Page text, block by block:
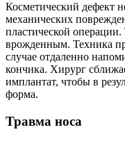
Косметический дефект
механических
пластической
врожденным. Техника
случае отдаленно
кончика. Хирург
имплантат, чтобы в
форма.
Травма носа